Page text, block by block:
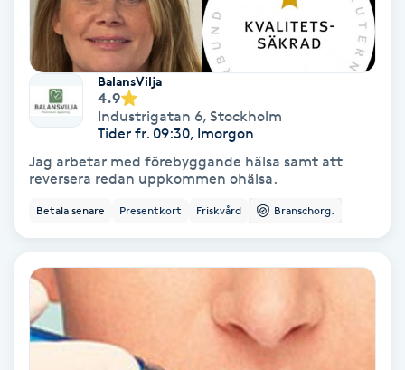
Nagelförlängning
Nagelförlängning akryl
Nagelförlängning gelé
Nagelförlängning glasfiber
Nagelförlängning silke
Nagelförstärkning
BalansVilja
4.9
Industrigatan 6, Stockholm
Tider fr. 09:30, Imorgon
Jag arbetar med förebyggande hälsa samt att
reversera redan uppkommen ohälsa.
Betala senare Presentkort Friskvård Branschorg.